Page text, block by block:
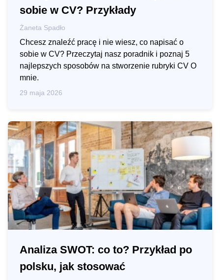
sobie w CV? Przykłady
Żaneta Spadło
Chcesz znaleźć pracę i nie wiesz, co napisać o
sobie w CV? Przeczytaj nasz poradnik i poznaj 5
najlepszych sposobów na stworzenie rubryki CV O
mnie.
29 maja 2026
Analiza SWOT: co to? Przykład po
polsku, jak stosować